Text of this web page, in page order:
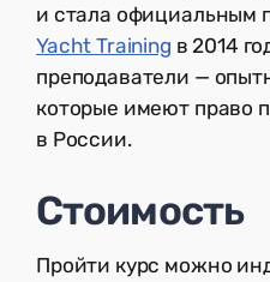
и стала официальным
Yacht Training в 2014
преподаватели —
которые имеют право
в России.
Стоимость
Пройти курс можно